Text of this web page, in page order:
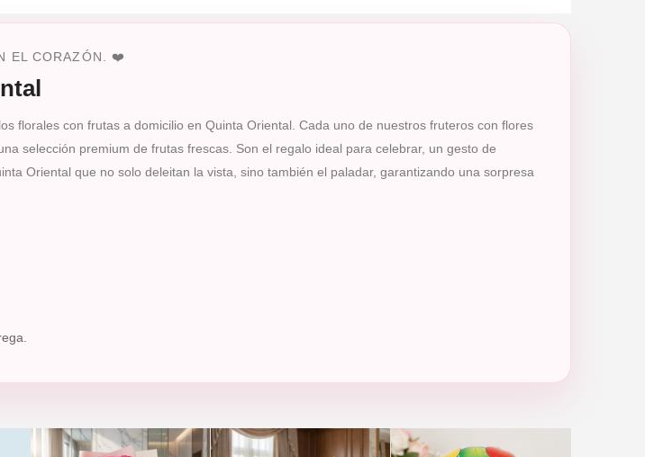
EL CORAZÓN. ❤️
florales con frutas a domicilio en Quinta Oriental. Cada uno de nuestros fruteros con flores
selección premium de frutas frescas. Son el regalo ideal para celebrar, un gesto de
Oriental que no solo deleitan la vista, sino también el paladar, garantizando una sorpresa